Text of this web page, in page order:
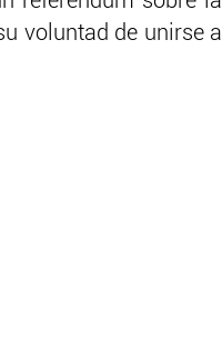
voluntad de unirse a